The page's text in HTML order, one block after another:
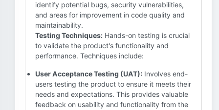
identify potential bugs, security vulnerabilities,
and areas for improvement in code quality and
maintainability.
Testing Techniques: Hands-on testing is crucial
to validate the product's functionality and
performance. Techniques include:
User Acceptance Testing (UAT): Involves end-
users testing the product to ensure it meets their
needs and expectations. This provides valuable
feedback on usability and functionality from the